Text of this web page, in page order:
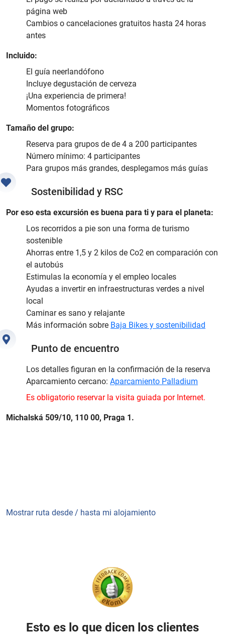
página web
Cambios o cancelaciones gratuitos hasta 24 horas
antes
Incluido:
El guía neerlandófono
Incluye degustación de cerveza
¡Una experiencia de primera!
Momentos fotográficos
Tamaño del grupo:
Reserva para grupos de de 4 a 200 participantes
Número mínimo: 4 participantes
Para grupos más grandes, desplegamos más guías
Sostenibilidad y RSC
Por eso esta excursión es buena para ti y para el planeta:
Los recorridos a pie son una forma de turismo
sostenible
Ahorras entre 1,5 y 2 kilos de Co2 en comparación con
el autobús
Estimulas la economía y el empleo locales
Ayudas a invertir en infraestructuras verdes a nivel
local
Caminar es sano y relajante
Más información sobre Baja Bikes y sostenibilidad
Punto de encuentro
Los detalles figuran en la confirmación de la reserva
Aparcamiento cercano: Aparcamiento Palladium
Es obligatorio reservar la visita guiada por Internet.
Michalská 509/10, 110 00, Praga 1.
Mostrar ruta desde / hasta mi alojamiento
Esto es lo que dicen los clientes